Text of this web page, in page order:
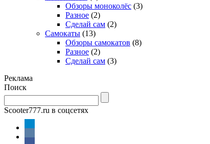
Обзоры моноколёс (3)
Разное (2)
Сделай сам (2)
Самокаты (13)
Обзоры самокатов (8)
Разное (2)
Сделай сам (3)
Реклама
Поиск
Scooter777.ru в соцсетях